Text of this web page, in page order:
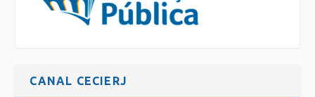
CANAL CECIERJ